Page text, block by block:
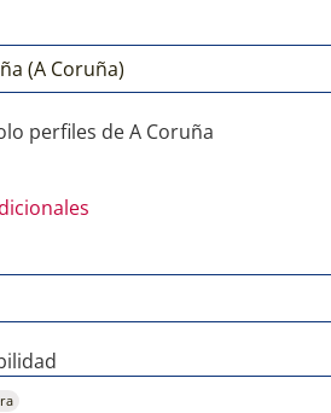
perfiles de A Coruña